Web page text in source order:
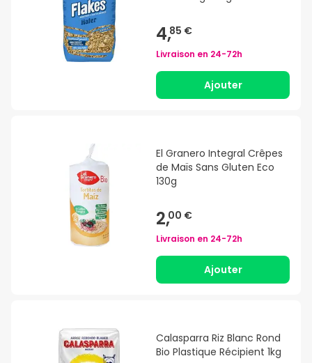
4,85 €
Livraison en 24-72h
Ajouter
El Granero Integral Crêpes
de Maïs Sans Gluten Eco
130g
2,00 €
Livraison en 24-72h
Ajouter
Calasparra Riz Blanc Rond
Bio Plastique Récipient 1kg